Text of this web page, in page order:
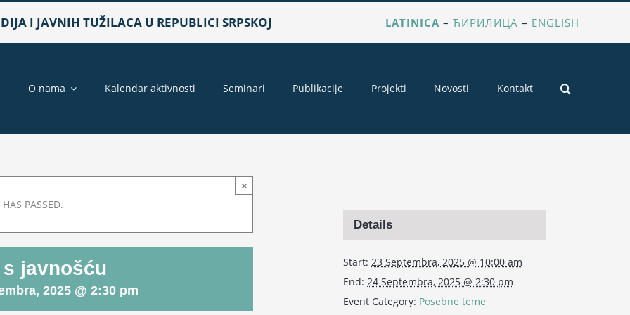
I JAVNIH TUŽILACA U REPUBLICI SRPSKOJ LATINICA –ЋИРИЛИЦА – ENGLISH
O nama Kalendar aktivnosti Seminari Publikacije Projekti Novosti Kontakt
PASSED.
×
javnošću
2025 @ 2:30 pm
Details
Start: 23 Septembra, 2025 @ 10:00 am
End: 24 Septembra, 2025 @ 2:30 pm
Event Category: Posebne teme